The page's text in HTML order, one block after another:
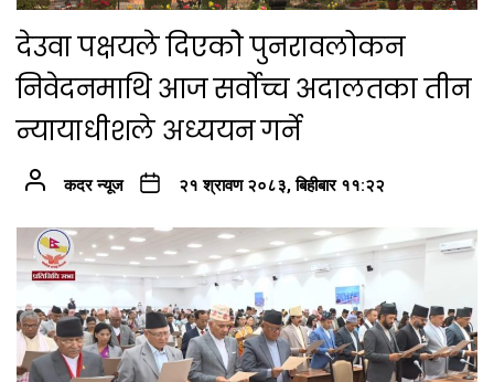
देउवा पक्षयले दिएकोे पुनरावलोकन
निवेदनमाथि आज सर्वोच्च अदालतका तीन
न्यायाधीशले अध्ययन गर्ने
कदर न्यूज २१ श्रावण २०८३, बिहीबार ११:२२